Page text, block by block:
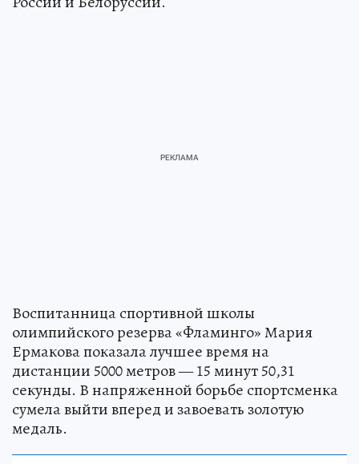
Воспитанница спортивной школы
олимпийского резерва «Фламинго» Мария
Ермакова показала лучшее время на
дистанции 5000 метров — 15 минут 50,31
секунды. В напряженной борьбе спортсменка
сумела выйти вперед и завоевать золотую
медаль.